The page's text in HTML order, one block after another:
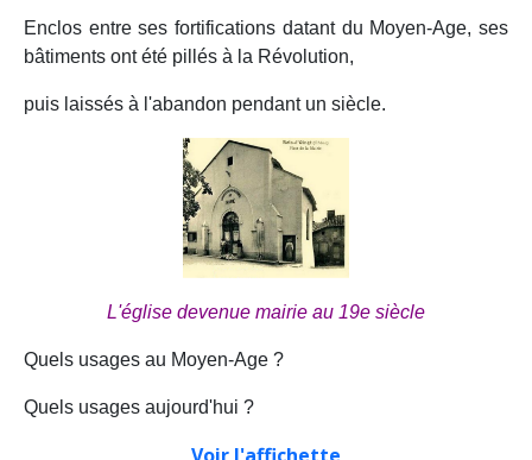
Enclos entre ses fortifications datant du Moyen-Age, ses
bâtiments ont été pillés à la Révolution,
puis laissés à l'abandon pendant un siècle.
L'église devenue mairie au 19e siècle
Quels usages au Moyen-Age ?
Quels usages aujourd'hui ?